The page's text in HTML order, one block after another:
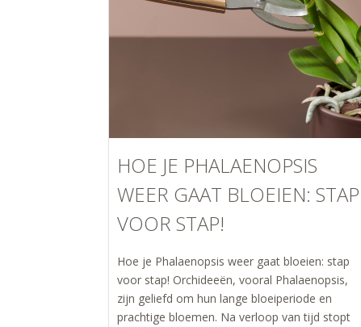
HOE JE PHALAENOPSIS
WEER GAAT BLOEIEN: STAP
VOOR STAP!
Hoe je Phalaenopsis weer gaat bloeien: stap
voor stap! Orchideeën, vooral Phalaenopsis,
zijn geliefd om hun lange bloeiperiode en
prachtige bloemen. Na verloop van tijd stopt